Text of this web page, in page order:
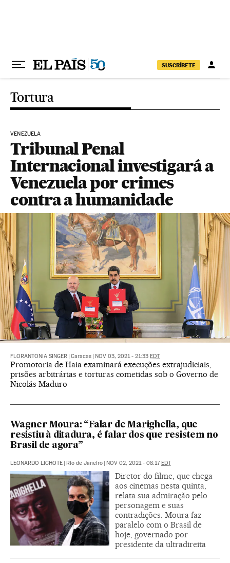
SUSCRÍBETE
Tortura
VENEZUELA
Tribunal Penal
Internacional investigará a
Venezuela por crimes
contra a humanidade
FLORANTONIA SINGER Caracas NOV 03, 2021 - 21:33 EDT
Promotoria de Haia examinará execuções extrajudiciais,
prisões arbitrárias e torturas cometidas sob o Governo de
Nicolás Maduro
Wagner Moura: “Falar de Marighella, que
resistiu à ditadura, é falar dos que resistem no
Brasil de agora”
LEONARDO LICHOTE Rio de Janeiro NOV 02, 2021 - 08:17 EDT
Diretor do filme, que chega
aos cinemas nesta quinta,
relata sua admiração pelo
personagem e suas
contradições. Moura faz
paralelo com o Brasil de
hoje, governado por
presidente da ultradireita